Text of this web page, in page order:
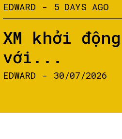
EDWARD - 5 DAYS AGO
XM khởi
với...
EDWARD - 30/07/2026